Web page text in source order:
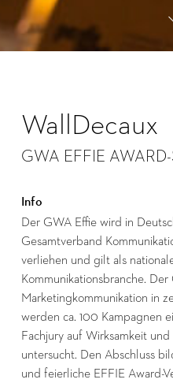
WallDecaux
GWA EFFIE
Info
Der GWA Effie wird in
Gesamtverband
verliehen und gilt als
Kommunikationsbranche.
Marketingkommunikation in
werden ca. 100 Kampagnen
Fachjury auf Wirksamkeit
untersucht. Den Abschluss
und feierliche EFFIE Award-